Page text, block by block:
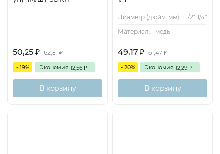
50,25 ₽ 62,81₽
- 19% Экономия 12,56 ₽
В корзину
Диаметр (дюйм, мм):
1/2", 1/4"
Материал:
медь
49,17 ₽ 61,47₽
- 20% Экономия 12,29 ₽
В корзину